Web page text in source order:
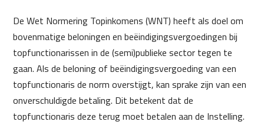
De Wet Normering Topinkomens (WNT) heeft als doel om
bovenmatige beloningen en beëindigingsvergoedingen bij
topfunctionarissen in de (semi)publieke sector tegen te
gaan. Als de beloning of beëindigingsvergoeding van een
topfunctionaris de norm overstijgt, kan sprake zijn van een
onverschuldigde betaling. Dit betekent dat de
topfunctionaris deze terug moet betalen aan de Instelling.